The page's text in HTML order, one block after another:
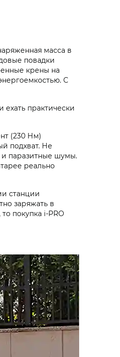
масса в
повадки
крены на
С
практически
(230 Нм)
подхват. Не
и паразитные шумы.
реально
станции
заряжать в
покупка i‑PRO